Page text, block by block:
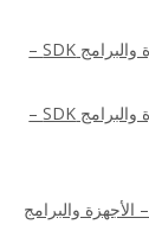
أدوات تطوير كاتب قارئ NFC RFID – الأجهزة والبرامج SDK –
أدوات تطوير كاتب قارئ RFID NFC – الأجهزة والبرامج SDK –
الرئيسيةأدوات تطوير كاتب قارئ RFID NFC – الأجهزة والبرامج